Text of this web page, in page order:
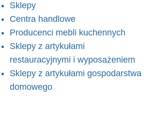
Sklepy
Centra handlowe
Producenci mebli kuchennych
Sklepy z artykułami
restauracyjnymi i wyposażeniem
Sklepy z artykułami gospodarstwa
domowego